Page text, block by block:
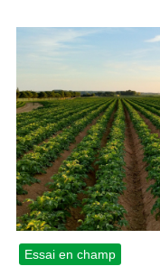
Essai en champ